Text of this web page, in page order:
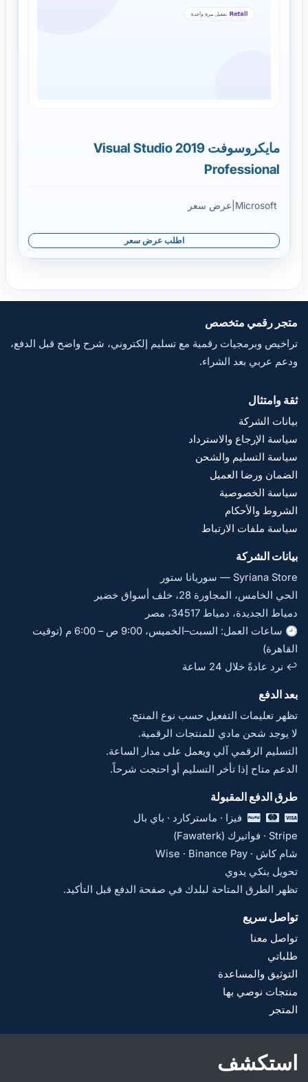
مايكروسوفت Visual Studio 2019
Professional
Microsoft عرض سعر
اطلب عرض سعر
متجر رقمي متخصص
تراخيص وبرمجيات رقمية مع تسليم إلكتروني، شرح واضح قبل الدفع،
ودعم عربي بعد الشراء.
ثقة وامتثال
بيانات الشركة
سياسة الإرجاع والاسترداد
سياسة التسليم والشحن
الضمان ورضا العميل
سياسة الخصوصية
الشروط والأحكام
سياسة ملفات الارتباط
بيانات الشركة
Syriana Store — سوريانا ستور
الحي الخامس، المجاورة 28، خلف أسواق خضير
دمياط الجديدة، دمياط 34517، مصر
🕘 ساعات العمل: السبت–الخميس، 9:00 ص – 6:00 م (توقيت
القاهرة)
↩️ نرد عادةً خلال 24 ساعة
بعد الدفع
تظهر تعليمات التفعيل حسب نوع المنتج.
لا يوجد شحن مادي للمنتجات الرقمية.
التسليم الرقمي آلي ويعمل على مدار الساعة.
الدعم متاح إذا تأخر التسليم أو احتجت شرحاً.
طرق الدفع المقبولة
فيزا · ماستركارد · باي بال
Stripe · فواتيرك (Fawaterk)
شام كاش · Wise · Binance Pay
تحويل بنكي يدوي
تظهر الطرق المتاحة لبلدك في صفحة الدفع قبل التأكيد.
تواصل سريع
تواصل معنا
طلباتي
التوثيق والمساعدة
منتجات نوصي بها
المتجر
استكشف